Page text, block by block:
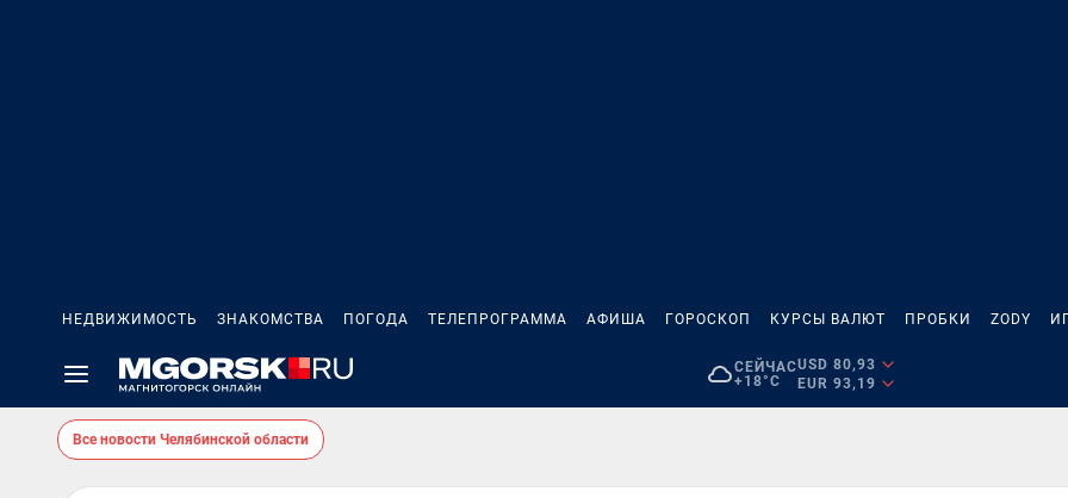
НЕДВИЖИМОСТЬ ЗНАКОМСТВА ПОГОДА ТЕЛЕПРОГРАММА АФИША ГОРОСКОП КУРСЫ ВАЛЮТ ПРОБКИ ZODY
СЕЙЧАС
+18°C
USD 80,93
EUR 93,19
Все новости Челябинской области